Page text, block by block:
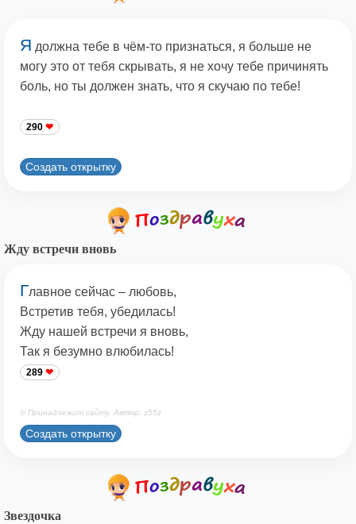
Я должна тебе в чём-то признаться, я больше не
могу это от тебя скрывать, я не хочу тебе причинять
боль, но ты должен знать, что я скучаю по тебе!
290
Создать открытку
Жду встречи вновь
Главное сейчас – любовь,
Встретив тебя, убедилась!
Жду нашей встречи я вновь,
Так я безумно влюбилась!
289
© Принадлежит сайту. Автор: z55z
Создать открытку
Звездочка